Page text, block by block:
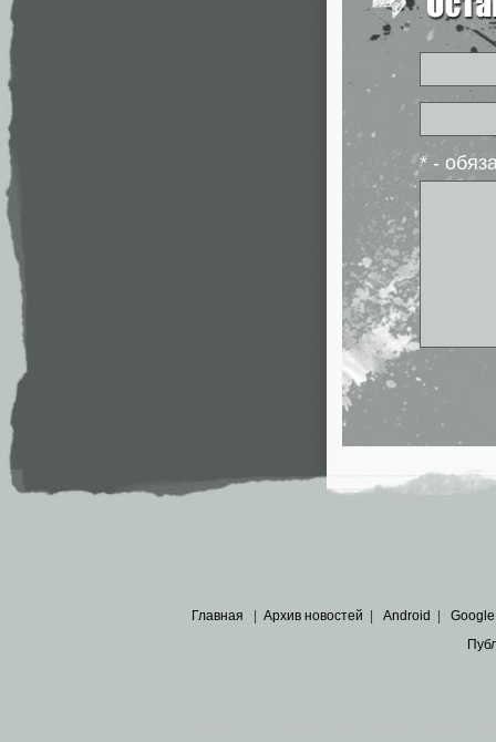
* -
Главная | Архив новостей | Android | Google